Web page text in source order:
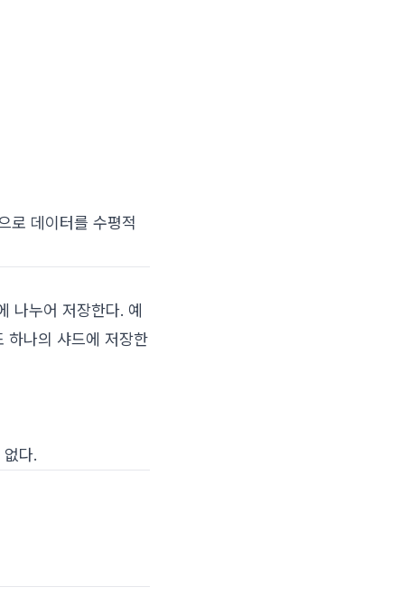
로 데이터를 수평적
누어 저장한다. 예
나의 샤드에 저장한
다.